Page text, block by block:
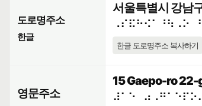
도로명주소
한글
서울특별시 강남
한글 도로명주소 복사하기
영문주소
15 Gaepo-ro